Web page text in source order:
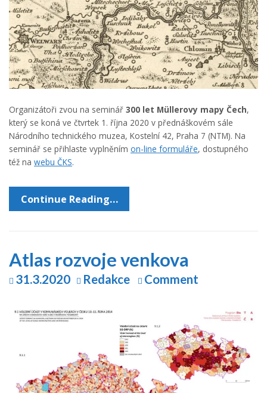
Organizátoři zvou na seminář 300 let Müllerovy mapy Čech,
který se koná ve čtvrtek 1. října 2020 v přednáškovém sále
Národního technického muzea, Kostelní 42, Praha 7 (NTM). Na
seminář se přihlaste vyplněním on-line formuláře, dostupného
též na webu ČKS.
Continue Reading…
Atlas rozvoje venkova
31.3.2020 Redakce Comment